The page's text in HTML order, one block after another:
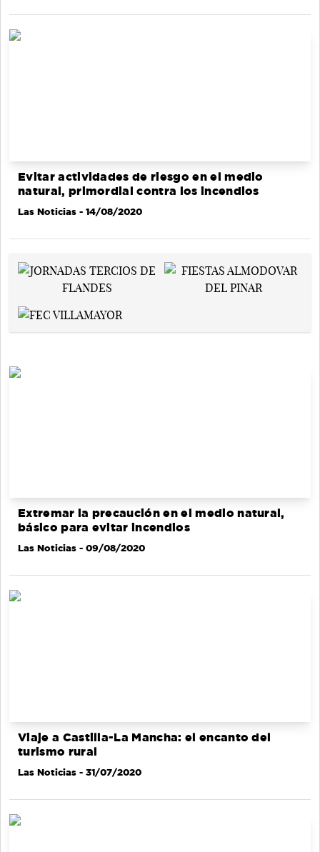
Evitar actividades de riesgo en el medio
natural, primordial contra los incendios
Las Noticias - 14/08/2020
Extremar la precaución en el medio natural,
básico para evitar incendios
Las Noticias - 09/08/2020
Viaje a Castilla-La Mancha: el encanto del
turismo rural
Las Noticias - 31/07/2020